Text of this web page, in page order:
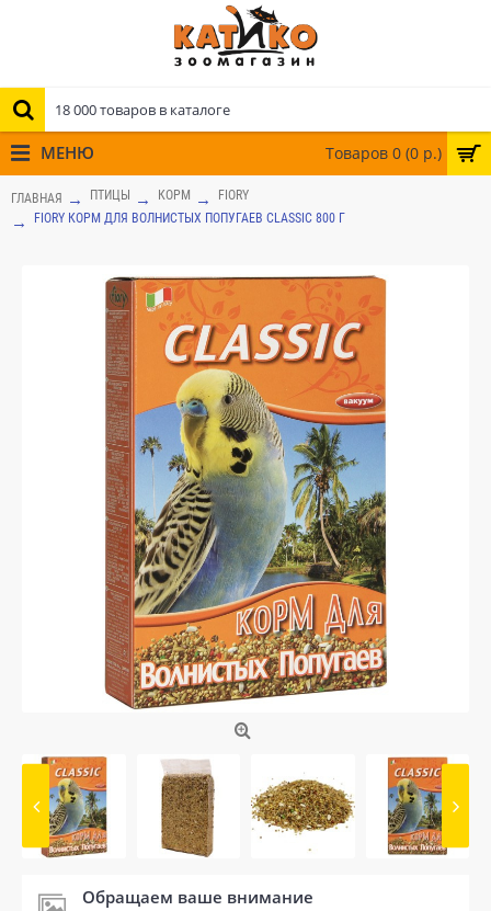
Товаров 0 (0 р.)
МЕНЮ
ГЛАВНАЯ ПТИЦЫ КОРМ
FIORY
FIORY КОРМ ДЛЯ ВОЛНИСТЫХ ПОПУГАЕВ CLASSIC 800 Г
Обращаем ваше внимание